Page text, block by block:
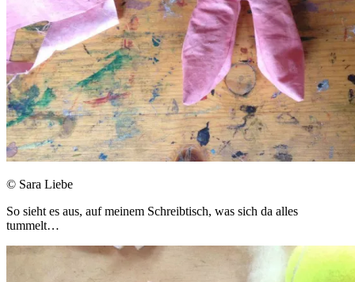
© Sara Liebe
So sieht es aus, auf meinem Schreibtisch, was sich da alles
tummelt…